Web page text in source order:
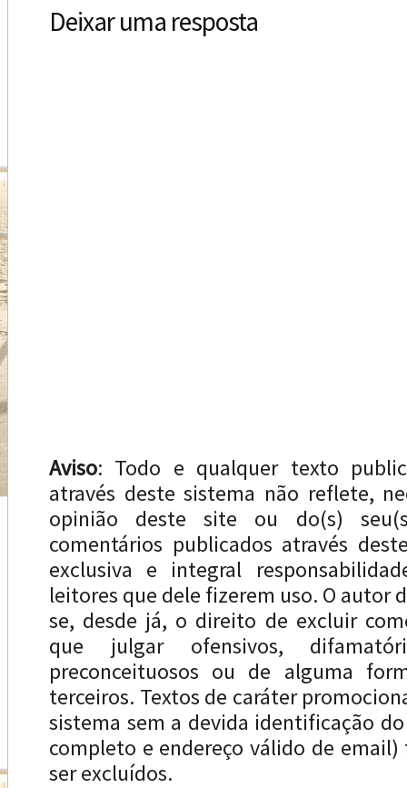
Deixar uma resposta
Aviso: Todo e qualquer texto
através deste sistema não reflete,
opinião deste site ou do(s)
comentários publicados através
exclusiva e integral
leitores que dele fizerem uso. O autor
se, desde já, o direito de excluir
que julgar ofensivos,
preconceituosos ou de alguma
terceiros. Textos de caráter
sistema sem a devida identificação
completo e endereço válido de
ser excluídos.